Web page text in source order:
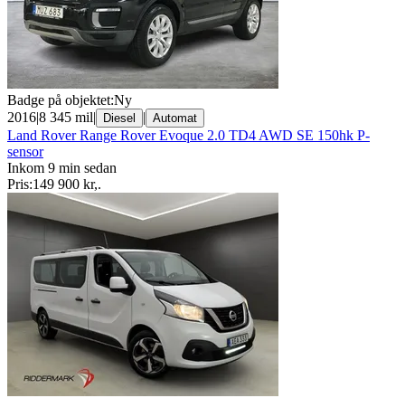
Badge på objektet:Ny
2016|8 345 mil| Diesel | Automat
Land Rover Range Rover Evoque 2.0 TD4 AWD SE 150hk P-
sensor
Inkom 9 min sedan
Pris:149 900 kr,.